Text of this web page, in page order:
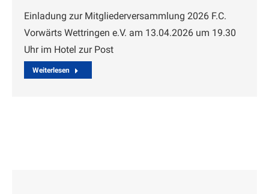
Einladung zur Mitgliederversammlung 2026 F.C.
Vorwärts Wettringen e.V. am 13.04.2026 um 19.30
Uhr im Hotel zur Post
Weiterlesen